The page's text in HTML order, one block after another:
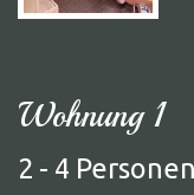
Wohnung 1
2 - 4 Personen